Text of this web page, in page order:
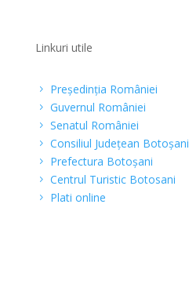
Linkuri utile
5 Preşedinţia României
5 Guvernul României
5 Senatul României
5 Consiliul Judeţean Botoşani
5 Prefectura Botoşani
5 Centrul Turistic Botosani
5 Plati online